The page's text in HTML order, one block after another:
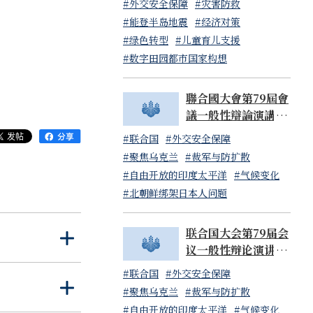
导人发言，并
方面携手合
上来说意义
到此结束。
打
开
关
闭
打
关
#外交安全保障 #灾害防救
#能登半岛地震 #经济对策
#绿色转型 #儿童育儿支援
#数字田园都市国家构想
聯合國大會第79屆會
議一般性辯論演講 岸
田文雄內閣總理大臣
（日本國常駐聯合國
代表山崎和之大使代
讀）
#联合国 #外交安全保障
#聚焦乌克兰 #裁军与防扩散
#自由开放的印度太平洋 #气候变化
#北朝鲜绑架日本人问题
联合国大会第79届会
议一般性辩论演讲 岸
田文雄内阁总理大臣
（日本国常驻联合国
代表山崎和之大使代
#联合国 #外交安全保障
#聚焦乌克兰 #裁军与防扩散
#自由开放的印度太平洋 #气候变化